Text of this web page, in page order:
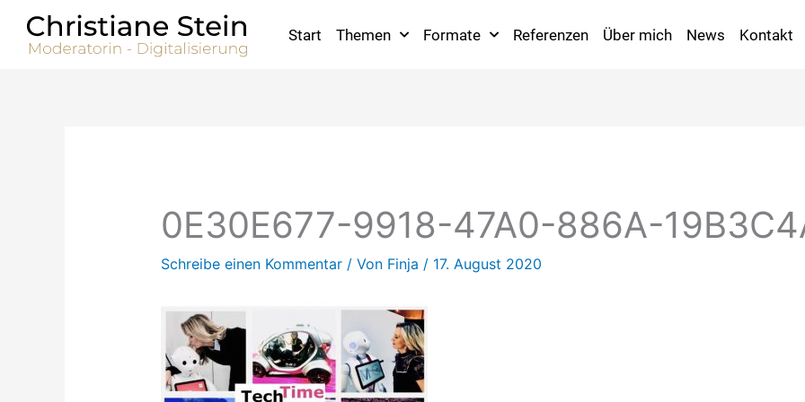
Inhalt
springen
Start Themen Formate Referenzen Über mich News Kontakt
0E30E677-9918-47A0-886A-
Schreibe einen Kommentar / Von Finja / 17. August 2020